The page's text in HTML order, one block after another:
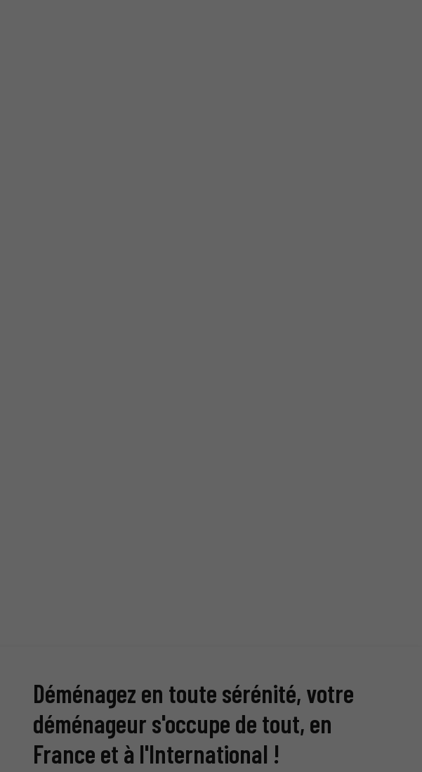
Déménagez en toute sérénité, votre
déménageur s'occupe de tout, en
France et à l'International !